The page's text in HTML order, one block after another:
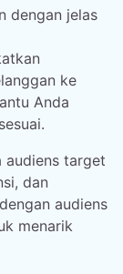
dengan jelas
ke
Anda
audiens target
dan
audiens
menarik